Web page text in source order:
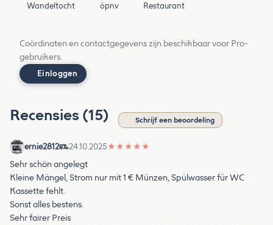
Wandeltocht öpnv Restaurant
Coördinaten en contactgegevens zijn beschikbaar voor Pro-
gebruikers.
Einloggen
Recensies (15) Schrijf een beoordeling
ernie2812 24.10.2025★ ★ ★ ★ ★
Sehr schön angelegt
Kleine Mängel, Strom nur mit 1 € Münzen, Spülwasser für WC
Kassette fehlt.
Sonst alles bestens.
Sehr fairer Preis